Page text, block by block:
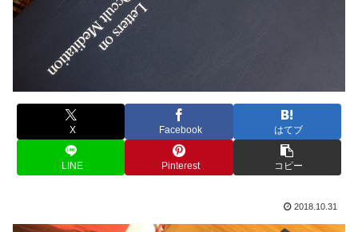
X Facebook はてブ
LINE Pinterest コピー
2018.10.31